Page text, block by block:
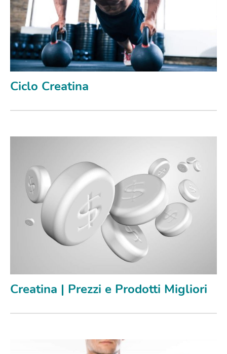
Ciclo Creatina
Creatina | Prezzi e Prodotti Migliori